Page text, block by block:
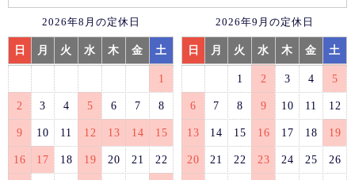
2026年8月の定休日
日 月 火 水 木 金 土
1
2 3 4 5 6 7 8
9 10 11 12 13 14 15
16 17 18 19 20 21 22
2026年9月の定休日
日 月 火 水 木 金 土
1 2 3 4 5
6 7 8 9 10 11 12
13 14 15 16 17 18 19
20 21 22 23 24 25 26